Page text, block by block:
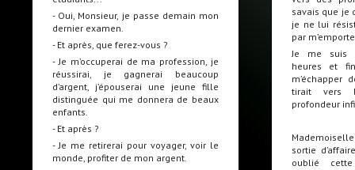
- Oui, Monsieur, je passe demain mon
dernier examen.
- Et après, que ferez-vous ?
- Je m’occuperai de ma profession, je
réussirai, je gagnerai beaucoup
d’argent, j’épouserai une jeune fille
distinguée qui me donnera de beaux
enfants.
- Et après ?
- Je me retirerai pour voyager, voir le
monde, profiter de mon argent.
savais que je
je ne lui
par
Je me suis
heures et
m’échapper
tirait vers
profondeur
sortie
oublié